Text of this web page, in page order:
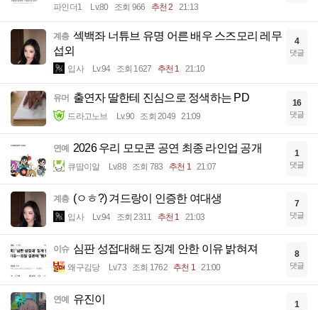
파인더1 Lv.80 조회 966 추천 2 21:13
계층 섹백좌 너튜브 유명 어른 배우 스즈모리 레무
섭외
입사 Lv.94 조회 1627 추천 1 21:10
4
댓글
유머 출연자 딸한테 진심으로 정색하는 PD
드라고노브 Lv.90 조회 2049 21:09
16
댓글
연예 2026 우리 모모콘 공연 최종 라인업 공개
큐땁이알 Lv.88 조회 783 추천 1 21:07
1
댓글
계층 (ㅇㅎ?) 겨드랑이 인증한 여대생
입사 Lv.94 조회 2311 추천 1 21:03
7
댓글
이슈 심판 성접대해도 징계 안한 이유 밝혀져
왜구김당 Lv.73 조회 1762 추천 1 21:00
8
댓글
연예 유진이 1